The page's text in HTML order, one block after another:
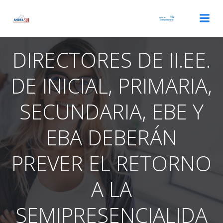
DIRECTORES DE II.EE.
DE INICIAL, PRIMARIA,
SECUNDARIA, EBE Y
EBA DEBERÁN
PREVER EL RETORNO
A LA
SEMIPRESENCIALIDA